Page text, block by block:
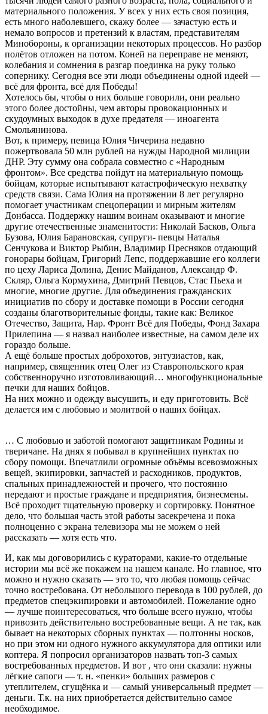
материального положения. У всех у них есть своя позиция,
есть много наболевшего, скажу более — зачастую есть и
немало вопросов и претензий к властям, представителям
Минобороны, к организации некоторых процессов. Но разбор
полётов отложен на потом. Коней на переправе не меняют,
колебания и сомнения в разгар поединка на руку только
сопернику. Сегодня все эти люди объединены одной идеей —
всё для фронта, всё для Победы!
Хотелось бы, чтобы о них больше говорили, они реально
этого более достойны, чем авторы провокационных и
скудоумных выходок в духе предателя — иноагента
Смольянинова.
Вот, к примеру, певица Юлия Чичерина недавно
пожертвовала 50 млн рублей на нужды Народной милиции
ДНР. Эту сумму она собрала совместно с «Народным
фронтом». Все средства пойдут на материальную помощь
бойцам, которые испытывают катастрофическую нехватку
средств связи. Сама Юлия на протяжении 8 лет регулярно
помогает участникам спецоперации и мирным жителям
Донбасса. Поддержку нашим воинам оказывают и многие
другие отечественные знаменитости: Николай Басков, Ольга
Бузова, Юлия Барановская, супруги- певцы Наталья
Сенчукова и Виктор Рыбин, Владимир Пресняков отдающий
гонорары бойцам, Григорий Лепс, поддержавшие его коллеги
по цеху Лариса Долина, Денис Майданов, Александр Ф.
Скляр, Ольга Кормухина, Дмитрий Певцов, Стас Пьеха и
многие, многие другие. Для объединения гражданских
инициатив по сбору и доставке помощи в России сегодня
созданы благотворительные фонды, такие как: Великое
Отечество, Защита, Нар. Фронт Всё для Победы, Фонд Захара
Прилепина — я назвал наиболее известные, на самом деле их
гораздо больше.
А ещё больше простых доброхотов, энтузиастов, как,
например, священник отец Олег из Ставропольского края
собственноручно изготовливающий… многофункциональные
печки для наших бойцов.
На них можно и одежду высушить, и еду приготовить. Всё
делается им с любовью и молитвой о наших бойцах.
… С любовью и заботой помогают защитникам Родины и
тверичане. На днях я побывал в крупнейших пунктах по
сбору помощи. Впечатлили огромные объёмы всевозможных
вещей, экипировки, запчастей и расходников, продуктов,
спальных принадлежностей и прочего, что постоянно
передают и простые граждане и предприятия, бизнесмены.
Всё проходит тщательную проверку и сортировку. Понятное
дело, что большая часть этой работы засекречена и пока
полноценно с экрана телевизора мы не можем о ней
рассказать — хотя есть что.
И, как мы договорились с кураторами, какие-то отдельные
истории мы всё же покажем на нашем канале. Но главное, что
можно и нужно сказать — это то, что любая помощь сейчас
точно востребована. От небольшого перевода в 100 рублей, до
предметов спецэкипировки и автомобилей. Пожелание одно
— лучше поинтересоваться, что больше всего нужно, чтобы
привозить действительно востребованные вещи. А не так, как
бывает на некоторых сборных пунктах — полтонны носков,
но при этом ни одного нужного аккумулятора для оптики или
коптера. Я попросил организаторов назвать топ-3 самых
востребованных предметов. И вот , что они сказали: нужны
лёгкие сапоги — т. н. «пенки» больших размеров с
утеплителем, сгущёнка и — самый универсальный предмет —
деньги. Т.к. на них приобретается действительно самое
необходимое.